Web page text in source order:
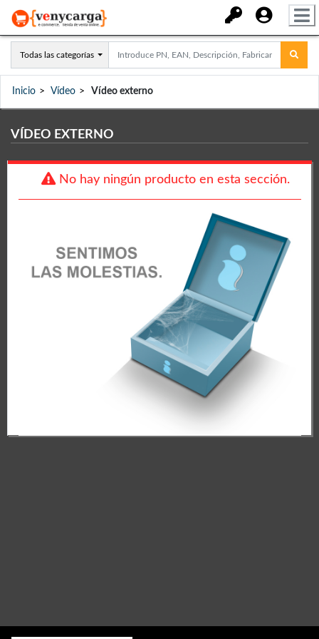
Todas las categorías
Inicio Vídeo Vídeo externo
VÍDEO EXTERNO
No hay ningún producto en esta sección.